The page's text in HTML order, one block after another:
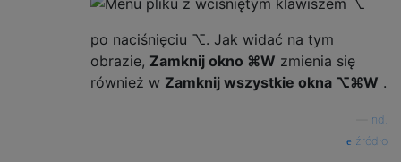
po naciśnięciu ⌥. Jak widać na tym
obrazie, Zamknij okno ⌘W zmienia się
również w Zamknij wszystkie okna ⌥⌘W .
nd.
źródło